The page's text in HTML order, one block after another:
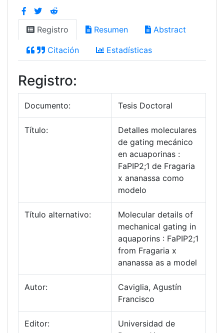
Registro Resumen Abstract
Citación Estadísticas
Registro:
Documento: Tesis Doctoral
Título:
Detalles moleculares
de gating mecánico
en acuaporinas :
FaPIP2;1 de Fragaria
x ananassa como
modelo
Título alternativo:
Molecular details of
mechanical gating in
aquaporins : FaPIP2;1
from Fragaria x
ananassa as a model
Autor:
Caviglia, Agustín
Francisco
Editor:
Universidad de